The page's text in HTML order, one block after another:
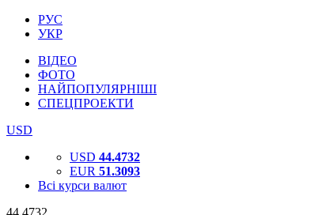
РУС
УКР
ВІДЕО
ФОТО
НАЙПОПУЛЯРНІШІ
СПЕЦПРОЕКТИ
USD
USD 44.4732
EUR 51.3093
Всі курси валют
44.4732